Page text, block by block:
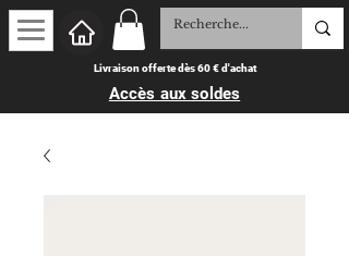
Livraison offerte dès 60 € d'achat
Accès aux soldes